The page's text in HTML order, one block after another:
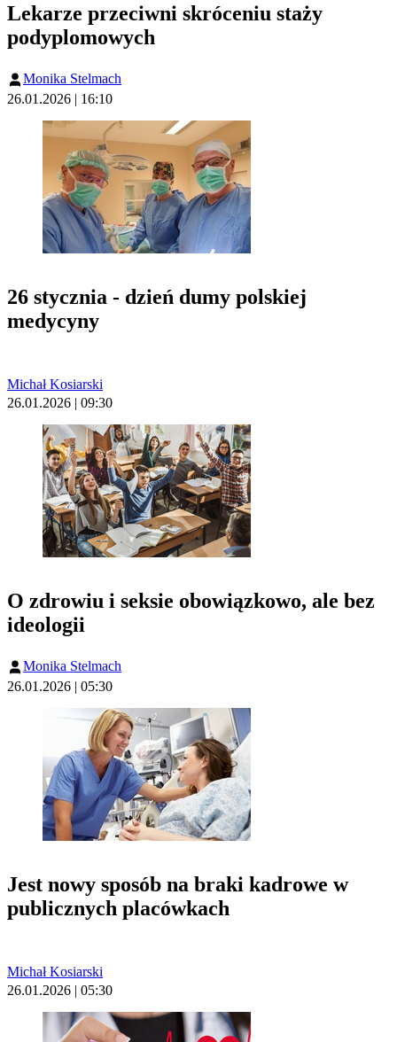
Lekarze przeciwni skróceniu staży
podyplomowych
Monika Stelmach
26.01.2026 | 16:10
26 stycznia - dzień dumy polskiej
medycyny
Michał Kosiarski
26.01.2026 | 09:30
O zdrowiu i seksie obowiązkowo, ale bez
ideologii
Monika Stelmach
26.01.2026 | 05:30
Jest nowy sposób na braki kadrowe w
publicznych placówkach
Michał Kosiarski
26.01.2026 | 05:30